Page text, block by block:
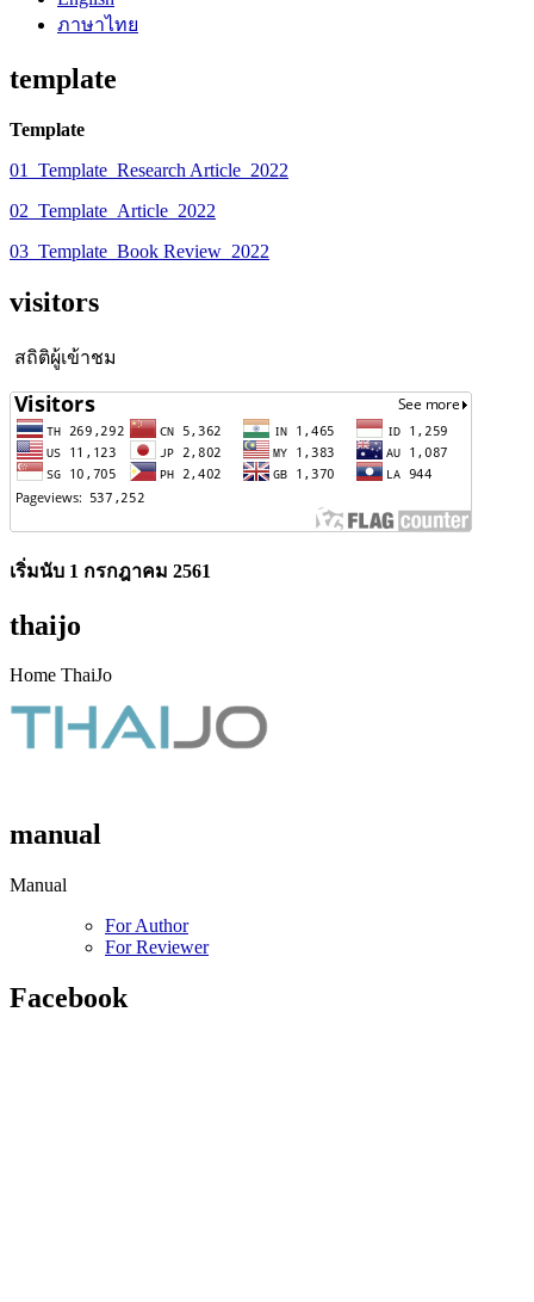
ภาษาไทย
template
Template
01_Template_Research Article_2022
02_Template_Article_2022
03_Template_Book Review_2022
visitors
สถิติผู้เข้าชม
เริ่มนับ 1 กรกฎาคม 2561
thaijo
Home ThaiJo
manual
Manual
For Author
For Reviewer
Facebook